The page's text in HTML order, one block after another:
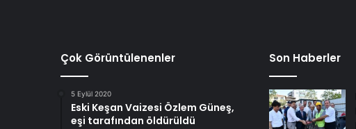
Çok Görüntülenenler
5 Eylül 2020
Eski Keşan Vaizesi Özlem Güneş,
eşi tarafından öldürüldü
Son Haberler